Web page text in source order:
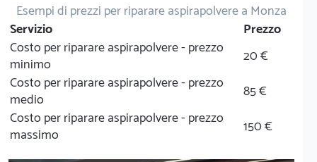
Esempi di prezzi per riparare aspirapolvere a Monza
Servizio
Prezzo
Costo per riparare aspirapolvere - prezzo
minimo
20 €
Costo per riparare aspirapolvere - prezzo
medio
85 €
Costo per riparare aspirapolvere - prezzo
massimo
150 €